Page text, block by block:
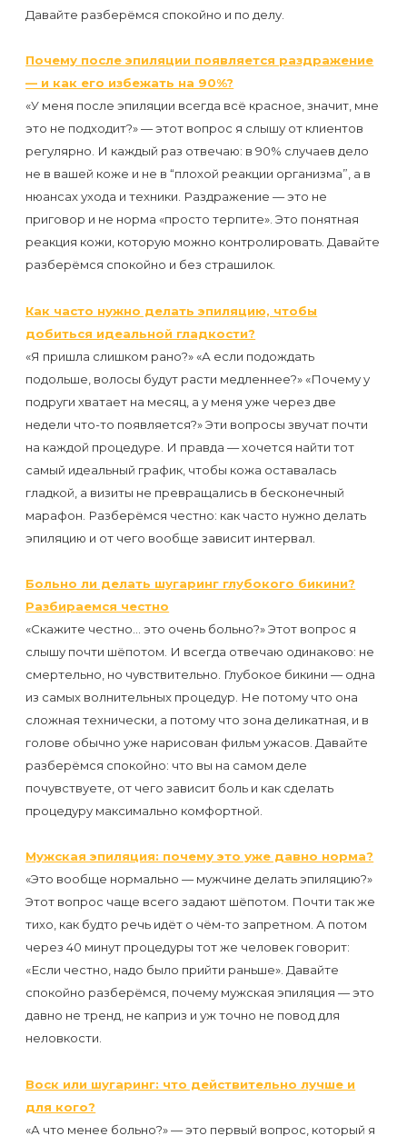
Эпиляция
депиляция?
Давайте разберёмся спокойно и по делу.
Почему после эпиляции появляется раздражение
— и как его избежать на 90%?
«У меня после эпиляции всегда всё красное, значит, мне
это не подходит?» — этот вопрос я слышу от клиентов
регулярно. И каждый раз отвечаю: в 90% случаев дело
не в вашей коже и не в “плохой реакции организма”, а в
нюансах ухода и техники. Раздражение — это не
приговор и не норма «просто терпите». Это понятная
реакция кожи, которую можно контролировать. Давайте
разберёмся спокойно и без страшилок.
Как часто нужно делать эпиляцию, чтобы
добиться идеальной гладкости?
«Я пришла слишком рано?» «А если подождать
подольше, волосы будут расти медленнее?» «Почему у
подруги хватает на месяц, а у меня уже через две
недели что-то появляется?» Эти вопросы звучат почти
на каждой процедуре. И правда — хочется найти тот
самый идеальный график, чтобы кожа оставалась
гладкой, а визиты не превращались в бесконечный
марафон. Разберёмся честно: как часто нужно делать
эпиляцию и от чего вообще зависит интервал.
Больно ли делать шугаринг глубокого бикини?
Разбираемся честно
«Скажите честно… это очень больно?» Этот вопрос я
слышу почти шёпотом. И всегда отвечаю одинаково: не
смертельно, но чувствительно. Глубокое бикини — одна
из самых волнительных процедур. Не потому что она
сложная технически, а потому что зона деликатная, и в
голове обычно уже нарисован фильм ужасов. Давайте
разберёмся спокойно: что вы на самом деле
почувствуете, от чего зависит боль и как сделать
процедуру максимально комфортной.
Мужская эпиляция: почему это уже давно норма?
«Это вообще нормально — мужчине делать эпиляцию?»
Этот вопрос чаще всего задают шёпотом. Почти так же
тихо, как будто речь идёт о чём-то запретном. А потом
через 40 минут процедуры тот же человек говорит:
«Если честно, надо было прийти раньше». Давайте
спокойно разберёмся, почему мужская эпиляция — это
давно не тренд, не каприз и уж точно не повод для
неловкости.
Воск или шугаринг: что действительно лучше и
для кого?
«А что менее больно?» — это первый вопрос, который я